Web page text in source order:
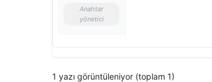
Anahtar
yönetici
1 yazı görüntüleniyor (toplam 1)